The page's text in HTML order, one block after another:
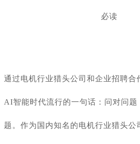
通过电机行业猎头公司和企业招聘合
AI智能时代流行的一句话：问对问题
题。作为国内知名的电机行业猎头公